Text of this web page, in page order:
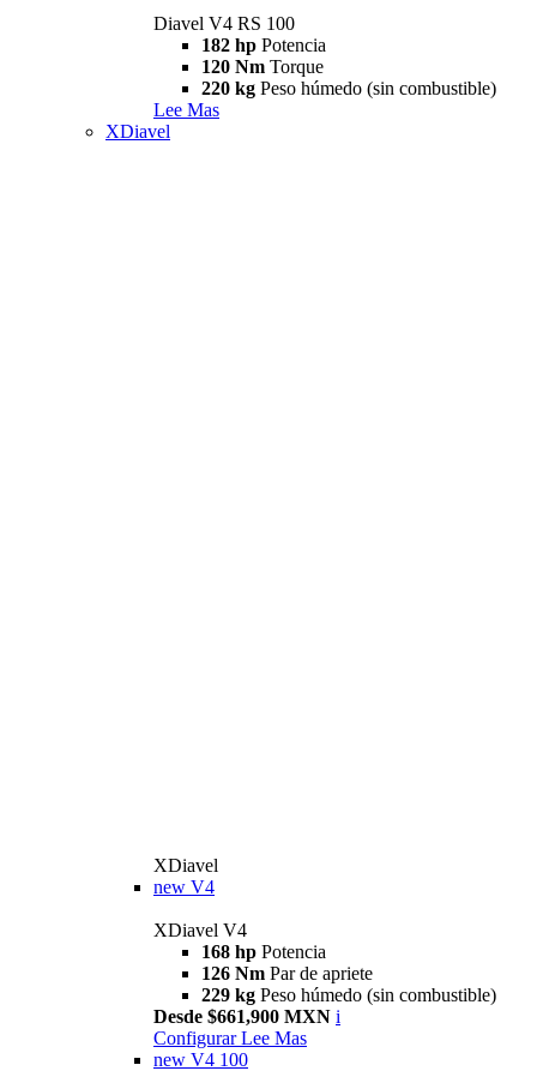
Diavel V4 RS 100
182 hp Potencia
120 Nm Torque
220 kg Peso húmedo (sin combustible)
Lee Mas
XDiavel
XDiavel
new V4
XDiavel V4
168 hp Potencia
126 Nm Par de apriete
229 kg Peso húmedo (sin combustible)
Desde $661,900 MXN i
Configurar Lee Mas
new V4 100